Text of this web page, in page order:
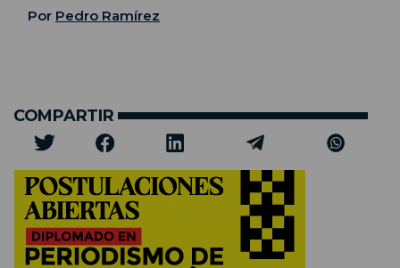
Por Pedro Ramírez
COMPARTIR